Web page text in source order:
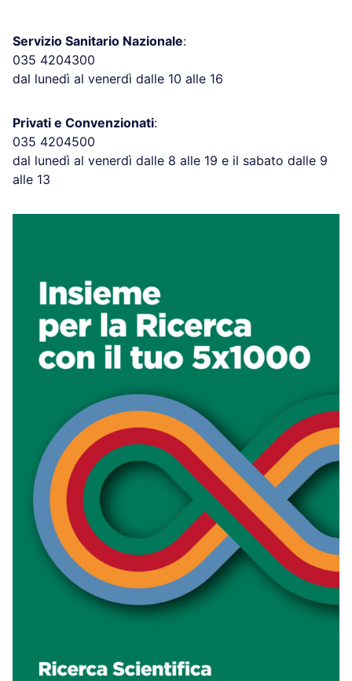
Servizio Sanitario Nazionale:
035 4204300
dal lunedì al venerdì dalle 10 alle 16
Privati e Convenzionati:
035 4204500
dal lunedì al venerdì dalle 8 alle 19 e il sabato dalle 9
alle 13